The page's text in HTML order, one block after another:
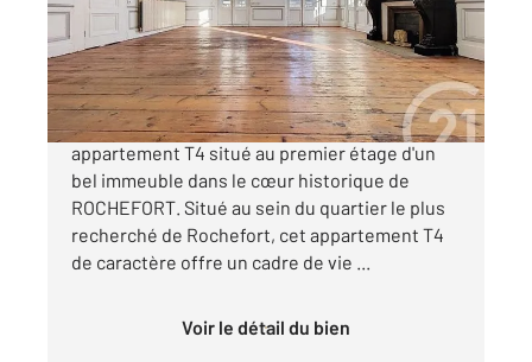
Appartement F4 à vendre
254 800 €
ROCHEFORT - COEUR HISTORIQUE Bel
appartement T4 situé au premier étage d'un
bel immeuble dans le cœur historique de
ROCHEFORT. Situé au sein du quartier le plus
recherché de Rochefort, cet appartement T4
de caractère offre un cadre de vie ...
Voir le détail du bien